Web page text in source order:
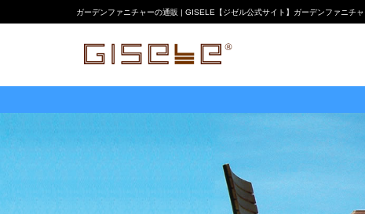
ガーデンファニチャーの通販 | GISELE【ジゼル公式サイト】ガーデンファニチ